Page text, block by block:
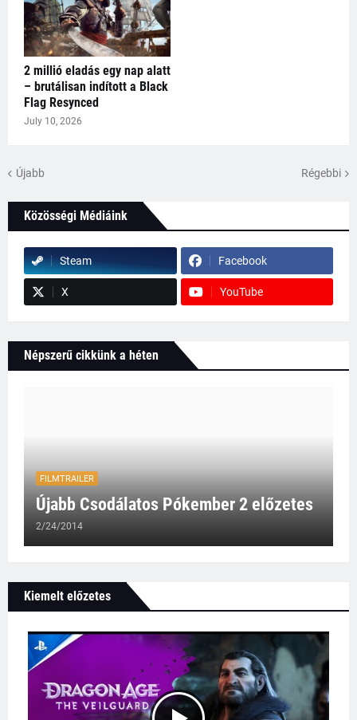
2 millió eladás egy nap alatt
– brutálisan indított a Black
Flag Resynced
July 10, 2026
Újabb Régebbi
Közösségi Médiáink
Steam Facebook
X YouTube
Népszerű cikkünk a héten
FILMTRAILER
Újabb Csodálatos Pókember 2 előzetes
2/24/2014
Kiemelt előzetes